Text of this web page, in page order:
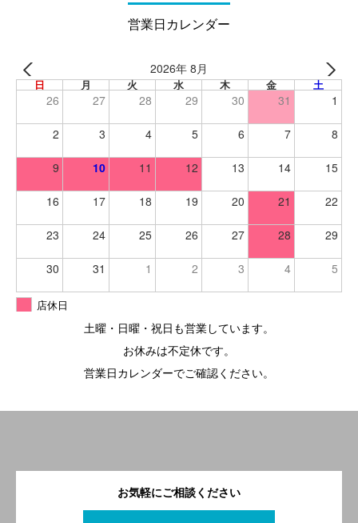
営業日カレンダー
2026年 8月
日 月 火 水 木 金 土
26 27 28 29 30 31 1
2 3 4 5 6 7 8
9 10 11 12 13 14 15
16 17 18 19 20 21 22
23 24 25 26 27 28 29
30 31 1 2 3 4 5
店休日
土曜・日曜・祝日も営業しています。
お休みは不定休です。
営業日カレンダーでご確認ください。
お気軽にご相談ください